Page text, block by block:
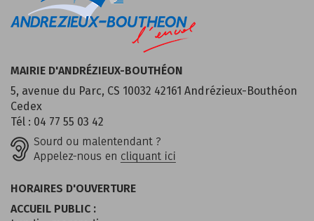
MAIRIE D'ANDRÉZIEUX-BOUTHÉON
5, avenue du Parc, CS 10032 42161 Andrézieux-Bouthéon
Cedex
Tél : 04 77 55 03 42
HORAIRES D'OUVERTURE
ACCUEIL PUBLIC :